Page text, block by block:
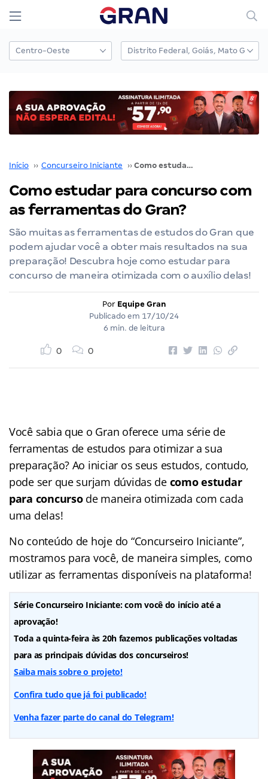
Início ›› Concurseiro Iniciante ›› Como estudar para concurso com as ferramentas do Gran?
Como estudar para concurso com
as ferramentas do Gran?
São muitas as ferramentas de estudos do Gran que
podem ajudar você a obter mais resultados na sua
preparação! Descubra hoje como estudar para
concurso de maneira otimizada com o auxílio delas!
Por Equipe Gran
Publicado em 17/10/24
6 min. de leitura
0 0
Você sabia que o Gran oferece uma série de
ferramentas de estudos para otimizar a sua
preparação? Ao iniciar os seus estudos, contudo,
pode ser que surjam dúvidas de como estudar
para concursode maneira otimizada com cada
uma delas!
No conteúdo de hoje do “Concurseiro Iniciante”,
mostramos para você, de maneira simples, como
utilizar as ferramentas disponíveis na plataforma!
Série Concurseiro Iniciante: com você do início até a
aprovação!
Toda a quinta-feira às 20h fazemos publicações voltadas
para as principais dúvidas dos concurseiros!
Saiba mais sobre o projeto!
Confira tudo que já foi publicado!
Venha fazer parte do canal do Telegram!